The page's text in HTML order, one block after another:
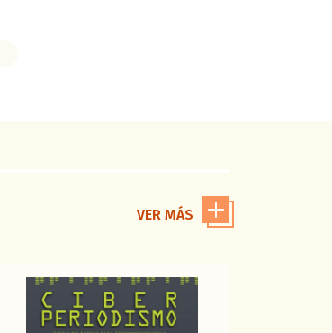
VER MÁS